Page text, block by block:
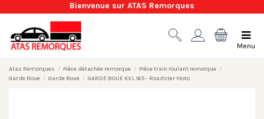
Bienvenue sur ATAS Remorques
Menu
Atas Remorques Pièce détachée remorque
Pièce train roulant remorque
Garde Boue
Garde Boue GARDE BOUE KXL 165 - Roadster Moto